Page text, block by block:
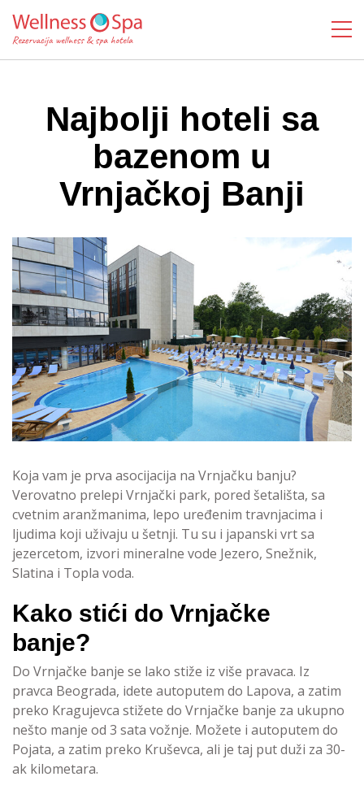
Najbolji hoteli sa
bazenom u
Vrnjačkoj Banji
Koja vam je prva asocijacija na Vrnjačku banju?
Verovatno prelepi Vrnjački park, pored šetališta, sa
cvetnim aranžmanima, lepo uređenim travnjacima i
ljudima koji uživaju u šetnji. Tu su i japanski vrt sa
jezercetom, izvori mineralne vode Jezero, Snežnik,
Slatina i Topla voda.
Kako stići do Vrnjačke
banje?
Do Vrnjačke banje se lako stiže iz više pravaca. Iz
pravca Beograda, idete autoputem do Lapova, a zatim
preko Kragujevca stižete do Vrnjačke banje za ukupno
nešto manje od 3 sata vožnje. Možete i autoputem do
Pojata, a zatim preko Kruševca, ali je taj put duži za 30-
ak kilometara.